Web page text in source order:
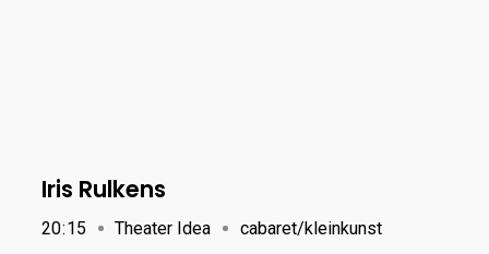
Iris Rulkens
20:15 Theater Idea cabaret/kleinkunst